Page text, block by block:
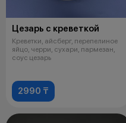
Цезарь с креветкой
Креветки, айсберг, перепелиное
яйцо, черри, сухари, пармезан,
соус цезарь
2990 ₸